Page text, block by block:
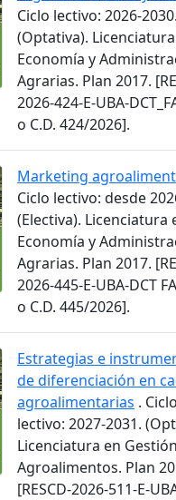
Ciclo lectivo: 2026-2030.
(Optativa).
Economía y
Agrarias. Plan 2017.
2026-424-E-UBA-
o C.D. 424/2026].
Marketing
Ciclo lectivo: desde
(Electiva). Licenciatura
Economía y
Agrarias. Plan 2017.
2026-445-E-UBA-DCT
o C.D. 445/2026].
Estrategias e
de diferenciación en
agroalimentarias . Ciclo
lectivo: 2027-2031.
Licenciatura en
Agroalimentos. Plan
[RESCD-2026-511-E-